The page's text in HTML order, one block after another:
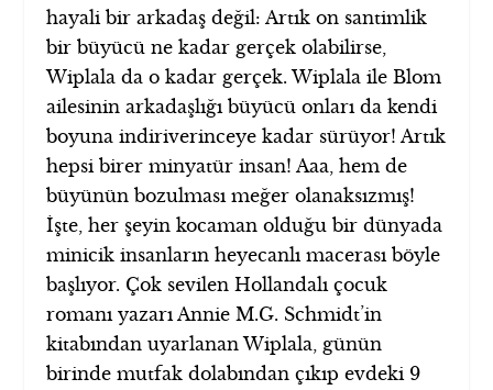
hayali bir arkadaş değil: Artık on santimlik
bir büyücü ne kadar gerçek olabilirse,
Wiplala da o kadar gerçek. Wiplala ile Blom
ailesinin arkadaşlığı büyücü onları da kendi
boyuna indiriverinceye kadar sürüyor! Artık
hepsi birer minyatür insan! Aaa, hem de
büyünün bozulması meğer olanaksızmış!
İşte, her şeyin kocaman olduğu bir dünyada
minicik insanların heyecanlı macerası böyle
başlıyor. Çok sevilen Hollandalı çocuk
romanı yazarı Annie M.G. Schmidt’in
kitabından uyarlanan Wiplala, günün
birinde mutfak dolabından çıkıp evdeki 9